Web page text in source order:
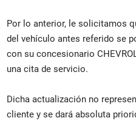
Por lo anterior, le solicitamos
del vehículo antes referido se
con su concesionario
una cita de servicio.
Dicha actualización no
cliente y se dará absoluta